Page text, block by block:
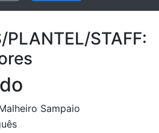
PLANTEL/STAFF:
Sampaio